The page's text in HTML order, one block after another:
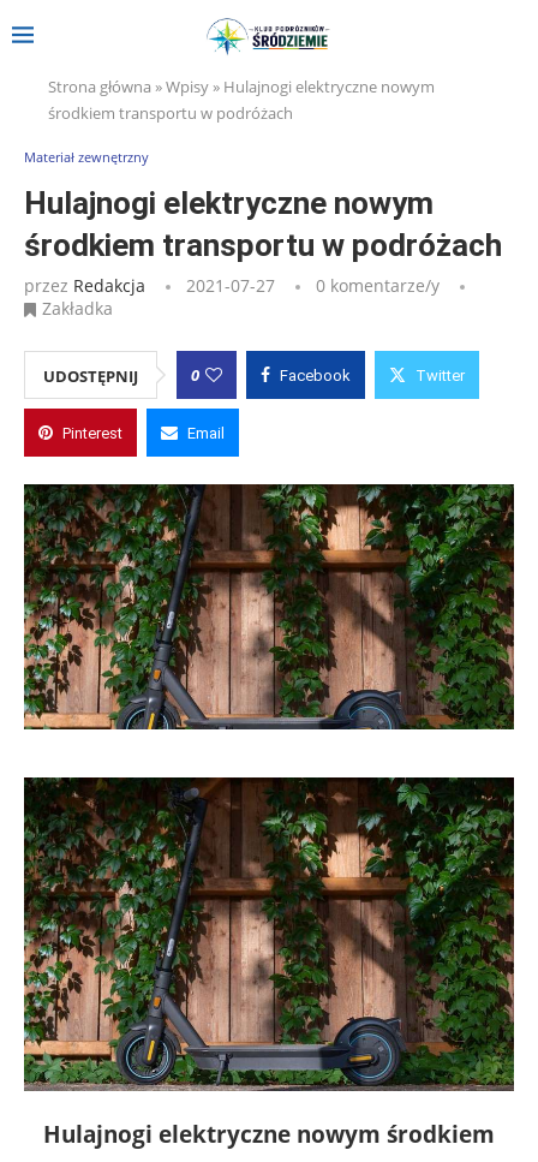
Strona główna »Wpisy» Hulajnogi elektryczne nowym
środkiem transportu w podróżach
Materiał zewnętrzny
Hulajnogi elektryczne nowym
środkiem transportu w podróżach
przez Redakcja 2021-07-27
0 komentarze/y
Zakładka
UDOSTĘPNIJ 0 Facebook Twitter
Pinterest Email
Hulajnogi elektryczne nowym środkiem